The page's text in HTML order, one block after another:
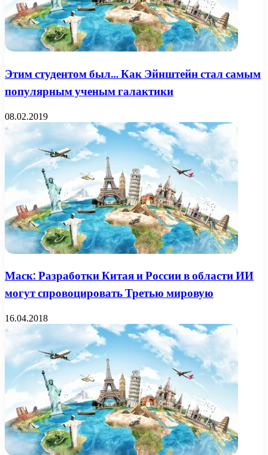
Этим студентом был… Как Эйнштейн стал самым
популярным ученым галактики
08.02.2019
Маск: Разработки Китая и России в области ИИ
могут спровоцировать Третью мировую
16.04.2018